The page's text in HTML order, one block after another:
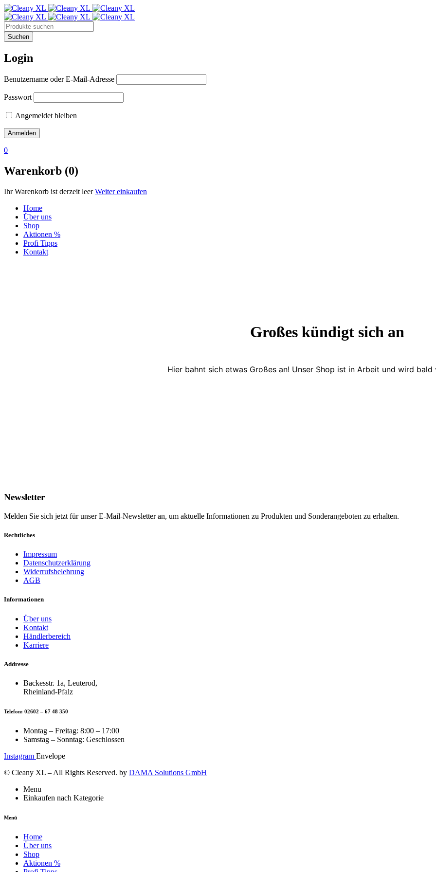
Login
Benutzername oder E-Mail-Adresse
Passwort
Angemeldet bleiben
0
Warenkorb (0)
Ihr Warenkorb ist derzeit leer Weiter einkaufen
Home
Über uns
Shop
Aktionen %
Profi Tipps
Kontakt
Großes kündigt sich an
Hier bahnt sich etwas Großes an! Unser Shop ist in Arbeit und wird
Newsletter
Melden Sie sich jetzt für unser E-Mail-Newsletter an, um aktuelle Informationen zu Produkten und Sonderangeboten zu erhalten.
Rechtliches
Impressum
Datenschutzerklärung
Widerrufsbelehrung
AGB
Informationen
Über uns
Kontakt
Händlerbereich
Karriere
Addresse
Backesstr. 1a, Leuterod,
Rheinland-Pfalz
Telefon: 02602 – 67 48 350
Montag – Freitag: 8:00 – 17:00
Samstag – Sonntag: Geschlossen
Instagram Envelope
© Cleany XL – All Rights Reserved. by DAMA Solutions GmbH
Menu
Einkaufen nach Kategorie
Menü
Home
Über uns
Shop
Aktionen %